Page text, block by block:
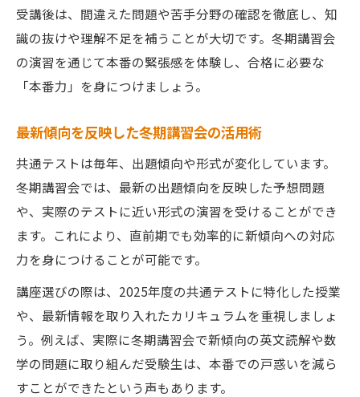
受講後は、間違えた問題や苦手分野の確認を徹底し、知
識の抜けや理解不足を補うことが大切です。冬期講習会
の演習を通じて本番の緊張感を体験し、合格に必要な
「本番力」を身につけましょう。
最新傾向を反映した冬期講習会の活用術
共通テストは毎年、出題傾向や形式が変化しています。
冬期講習会では、最新の出題傾向を反映した予想問題
や、実際のテストに近い形式の演習を受けることができ
ます。これにより、直前期でも効率的に新傾向への対応
力を身につけることが可能です。
講座選びの際は、2025年度の共通テストに特化した授業
や、最新情報を取り入れたカリキュラムを重視しましょ
う。例えば、実際に冬期講習会で新傾向の英文読解や数
学の問題に取り組んだ受験生は、本番での戸惑いを減ら
すことができたという声もあります。